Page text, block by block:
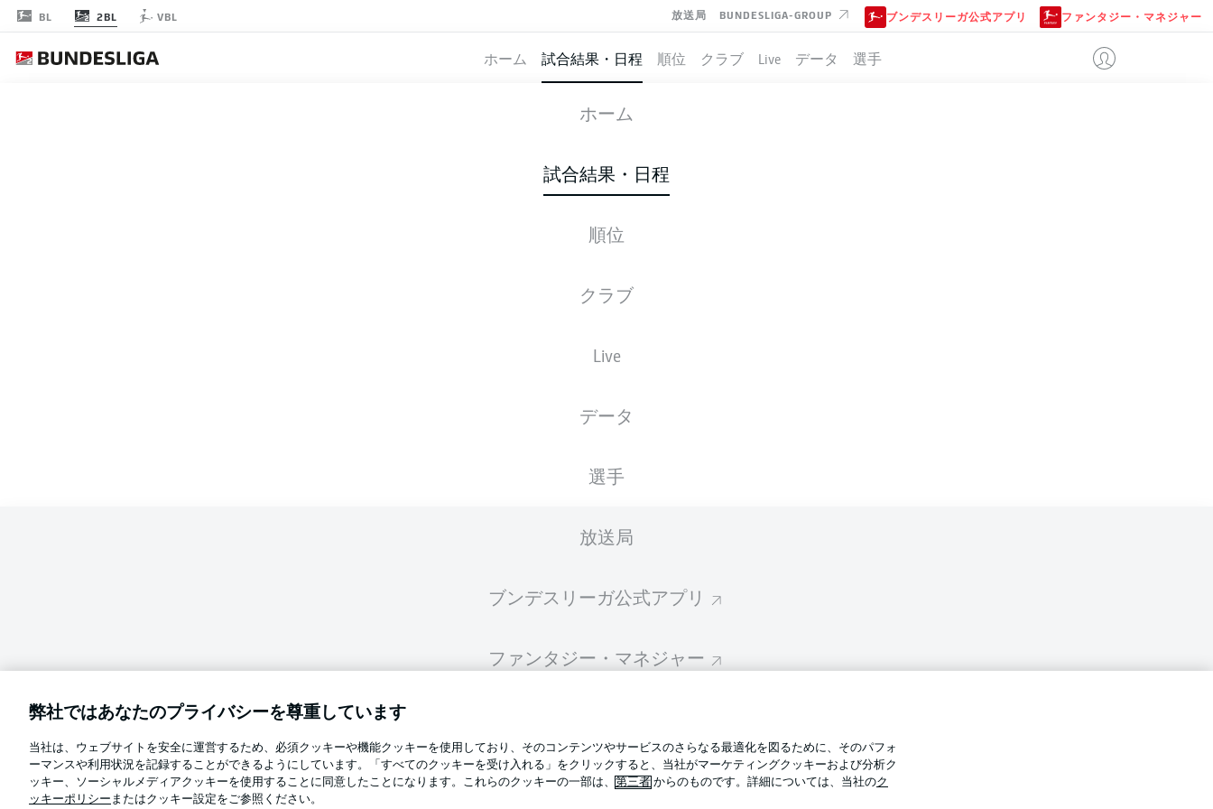
BL 2BL VBL 放送局 BUNDESLIGA-GROUP ブンデスリーガ公式アプリ ファンタジー・マネジャー
ホーム 試合結果・日程 順位 クラブ Live データ 選手
ホーム
試合結果・日程
順位
クラブ
Live
データ
選手
放送局
ブンデスリーガ公式アプリ
ファンタジー・マネジャー
言語をお選びください
日本語 Display Mode
MAGDEBURG NUREMBERG
スターティングメンバー
スターティングメンバーは試合開始の 60分前に公開されます
Football as it's meant to be
BUNDESLIGA APP
利用条件
求人
弊社ではあなたのプライバシーを尊重しています
当社は、ウェブサイトを安全に運営するため、必須クッキーや機能クッキーを使用しており、そのコンテンツやサービスのさらなる最適化を図るために、そのパフォ
ーマンスや利用状況を記録することができるようにしています。「すべてのクッキーを受け入れる」をクリックすると、当社がマーケティングクッキーおよび分析ク
ッキー、ソーシャルメディアクッキーを使用することに同意したことになります。これらのクッキーの一部は、 第三者 からのものです。詳細については、当社のク
ッキーポリシー またはクッキー設定をご参照ください。